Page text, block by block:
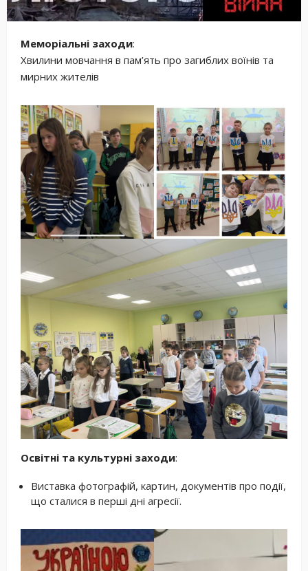
Меморіальні заходи:
Хвилини мовчання в пам’ять про загиблих воїнів та
мирних жителів
Освітні та культурні заходи:
Виставка фотографій, картин, документів про події,
що сталися в перші дні агресії.